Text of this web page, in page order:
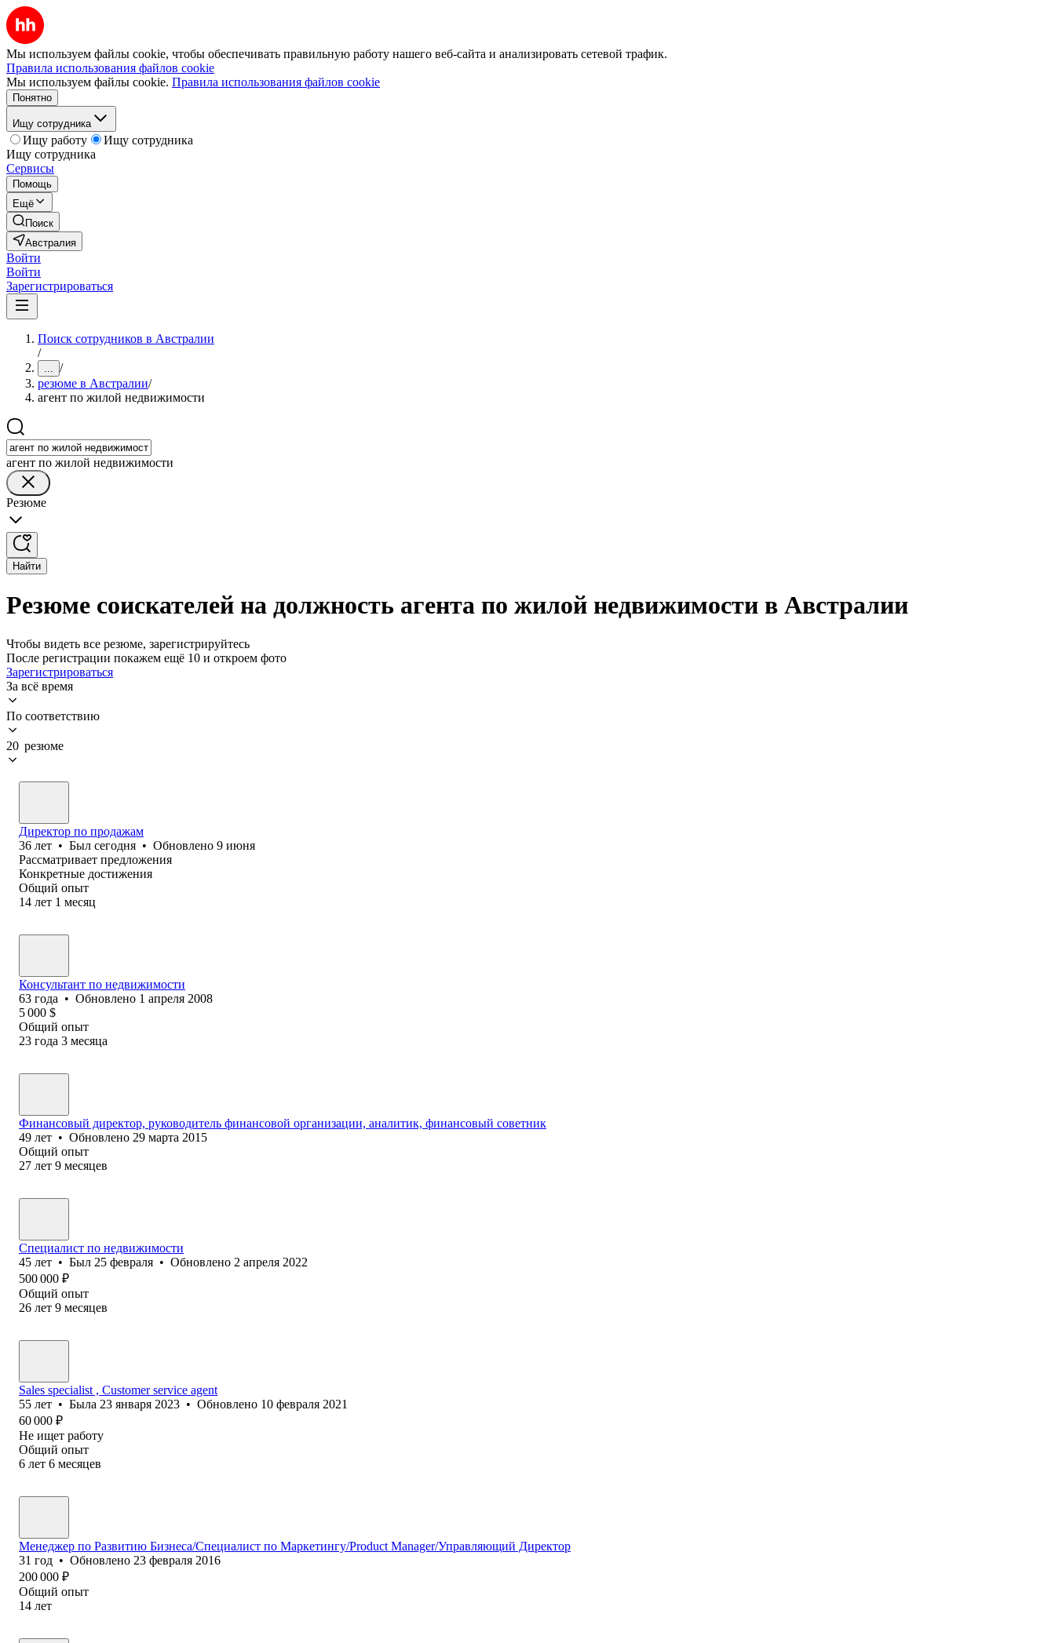
Мы используем файлы cookie, чтобы обеспечивать правильную работу нашего веб-сайта и анализировать сетевой трафик.
Правила использования файлов cookie
Мы используем файлы cookie. Правила использования файлов cookie
Понятно
Ищу сотрудника
Ищу работу
Ищу сотрудника
Ищу сотрудника
Сервисы
Помощь
Ещё
Поиск
Австралия
Войти
Войти
Зарегистрироваться
Поиск сотрудников в Австралии
/
... /
резюме в Австралии/
агент по жилой недвижимости
агент по жилой недвижимости
Резюме
Найти
Резюме соискателей на должность агента по жилой недвижимости в Австралии
Чтобы видеть все резюме, зарегистрируйтесь
После регистрации покажем ещё 10 и откроем фото
Зарегистрироваться
За всё время
По соответствию
20 резюме
Директор по продажам
36 лет • Был сегодня • Обновлено 9 июня
Рассматривает предложения
Конкретные достижения
Общий опыт
14 лет 1 месяц
Консультант по недвижимости
63 года • Обновлено 1 апреля 2008
5 000 $
Общий опыт
23 года 3 месяца
Финансовый директор, руководитель финансовой организации, аналитик, финансовый советник
49 лет • Обновлено 29 марта 2015
Общий опыт
27 лет 9 месяцев
Специалист по недвижимости
45 лет • Был 25 февраля • Обновлено 2 апреля 2022
500 000 ₽
Общий опыт
26 лет 9 месяцев
Sales specialist , Customer service agent
55 лет • Была 23 января 2023 • Обновлено 10 февраля 2021
60 000 ₽
Не ищет работу
Общий опыт
6 лет 6 месяцев
Менеджер по Развитию Бизнеса/Специалист по Маркетингу/Product Manager/Управляющий Директор
31 год • Обновлено 23 февраля 2016
200 000 ₽
Общий опыт
14 лет